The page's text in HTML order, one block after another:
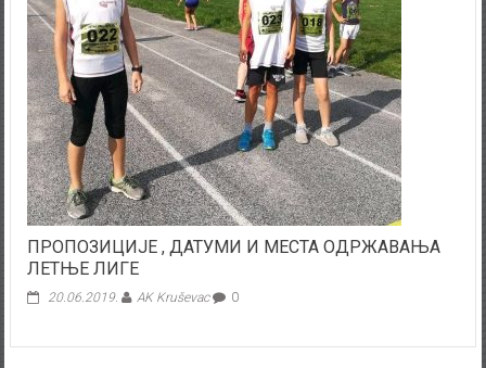
ПРОПОЗИЦИЈЕ , ДАТУМИ И МЕСТА ОДРЖАВАЊА
ЛЕТЊЕ ЛИГЕ
20.06.2019. AK Kruševac 0